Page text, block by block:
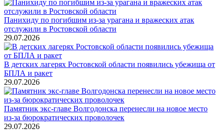
Панихиду по погибшим из-за урагана и вражеских атак
отслужили в Ростовской области
29.07.2026
В детских лагерях Ростовской области появились убежища от
БПЛА и ракет
29.07.2026
Памятник экс-главе Волгодонска перенесли на новое место
из-за бюрократических проволочек
29.07.2026